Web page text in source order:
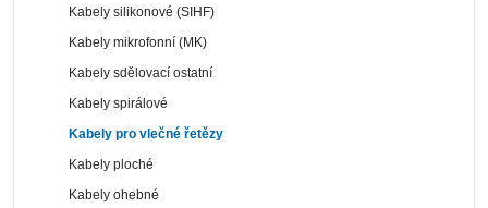
Kabely silikonové (SIHF)
Kabely mikrofonní (MK)
Kabely sdělovací ostatní
Kabely spirálové
Kabely pro vlečné řetězy
Kabely ploché
Kabely ohebné